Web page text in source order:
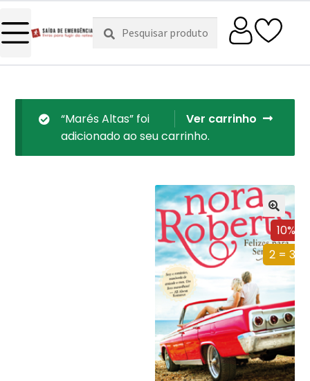
Pesquisar
por:
Pesquisa
Ver carrinho
“Marés Altas” foi
adicionado ao seu carrinho.
10%
2 = 3